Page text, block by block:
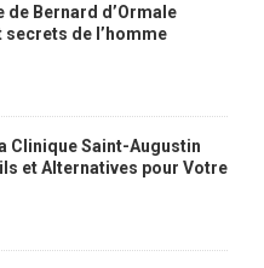
Bernard d’Ormale
de l’homme
Clinique Saint-Augustin
et Alternatives pour Votre